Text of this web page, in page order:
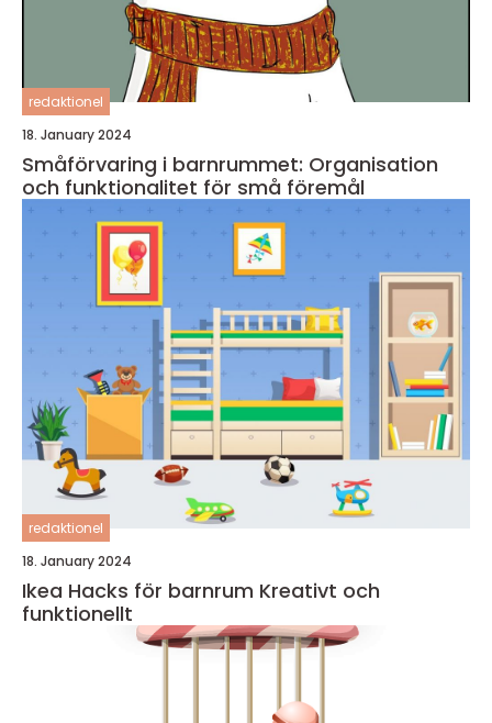
redaktionel
18. January 2024
Småförvaring i barnrummet: Organisation
och funktionalitet för små föremål
redaktionel
18. January 2024
Ikea Hacks för barnrum Kreativt och
funktionellt